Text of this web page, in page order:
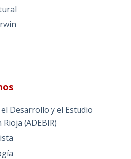
Desarrollo y el Estudio
(ADEBIR)